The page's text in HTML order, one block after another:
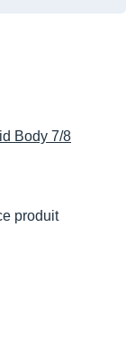
Body 7/8
produit